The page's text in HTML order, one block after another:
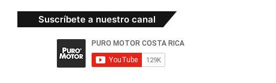
Suscríbete a nuestro canal